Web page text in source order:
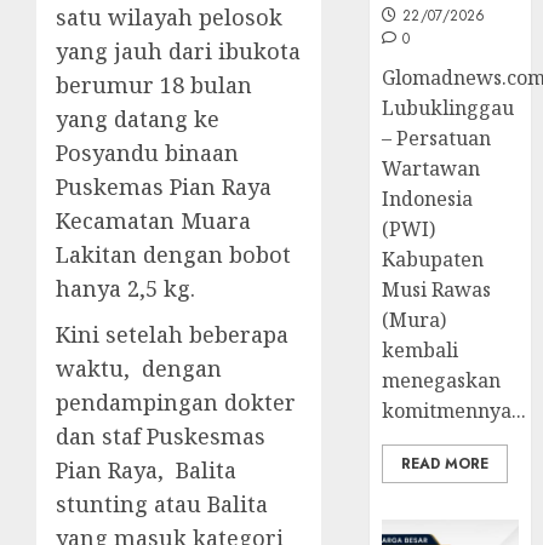
satu wilayah pelosok
yang jauh dari ibukota
berumur 18 bulan
yang datang ke
Posyandu binaan
Puskemas Pian Raya
Kecamatan Muara
Lakitan dengan bobot
hanya 2,5 kg.
Kini setelah beberapa
waktu, dengan
pendampingan dokter
dan staf Puskesmas
Pian Raya, Balita
stunting atau Balita
yang masuk kategori
22/07/2026
0
Lubuklinggau
– Persatuan
Wartawan
Indonesia
(PWI)
Kabupaten
Musi Rawas
(Mura)
kembali
menegaskan
komitmennya...
READ MORE